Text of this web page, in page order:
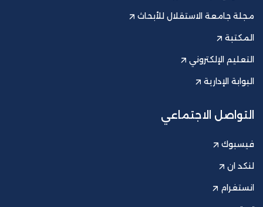
مجلة جامعة الاستقلال للأبحاث
المكتبة
التعليم الإلكتروني
البوابة الإدارية
التواصل الاجتماعي
فيسبوك
لنكد ان
انستغرام